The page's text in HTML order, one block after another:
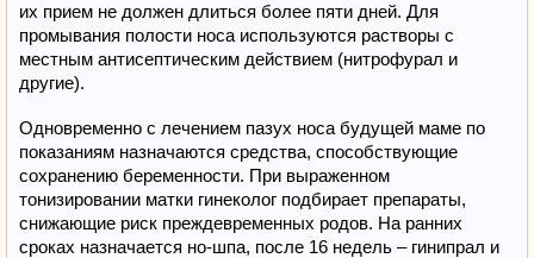
их прием не должен длиться более пяти дней. Для
промывания полости носа используются растворы с
местным антисептическим действием (нитрофурал и
другие).
Одновременно с лечением пазух носа будущей маме по
показаниям назначаются средства, способствующие
сохранению беременности. При выраженном
тонизировании матки гинеколог подбирает препараты,
снижающие риск преждевременных родов. На ранних
сроках назначается но-шпа, после 16 недель – гинипрал и